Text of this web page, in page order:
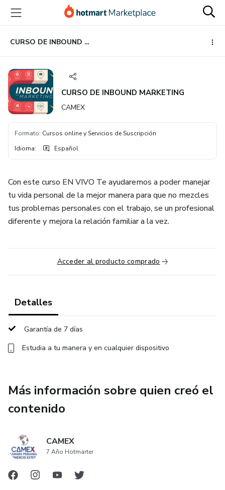
principal
página
de
página
CURSO DE INBOUND MARKETING
CURSO DE INBOUND MARKETING
CAMEX
Formato: Cursos online y Servicios de Suscripción
Idioma: Español
Con este curso EN VIVO Te ayudaremos a poder manejar
tu vida personal de la mejor manera para que no mezcles
tus problemas personales con el trabajo, se un profesional
diferente y mejora la relación familiar a la vez.
Acceder al producto comprado
Detalles
Garantía de 7 días
Estudia a tu manera y en cualquier dispositivo
Más información sobre quien creó el
contenido
CAMEX
7 Año Hotmarter